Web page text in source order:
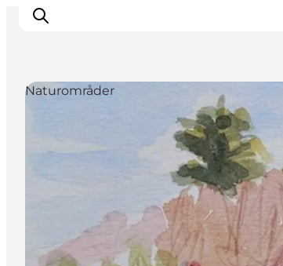
Reisemål
Planlegg reisen
Naturområder